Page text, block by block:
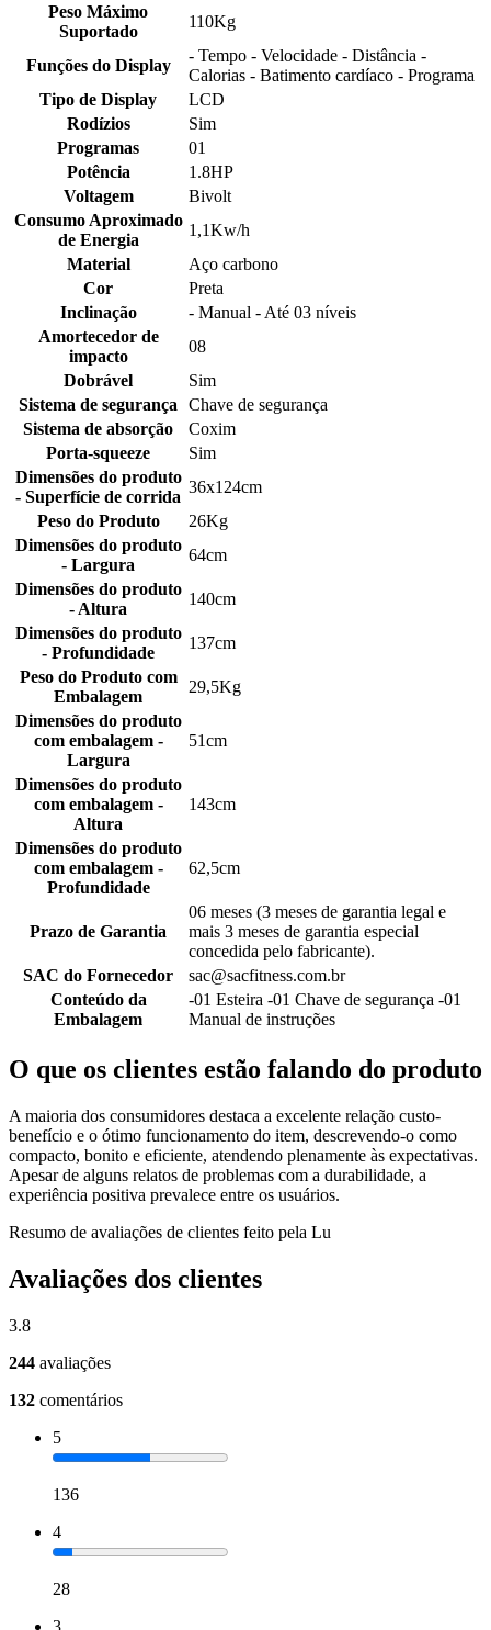
Peso Máximo
Suportado
110Kg
Funções do Display
- Tempo - Velocidade - Distância -
Calorias - Batimento cardíaco - Programa
Tipo de Display
LCD
Rodízios
Sim
Programas
01
Potência
1.8HP
Voltagem
Bivolt
Consumo Aproximado
de Energia
1,1Kw/h
Material
Aço carbono
Cor
Preta
Inclinação
- Manual - Até 03 níveis
Amortecedor de
impacto
08
Dobrável
Sim
Sistema de segurança
Chave de segurança
Sistema de absorção
Coxim
Porta-squeeze
Sim
Dimensões do produto
- Superfície de corrida
36x124cm
Peso do Produto
26Kg
Dimensões do produto
- Largura
64cm
Dimensões do produto
- Altura
140cm
Dimensões do produto
- Profundidade
137cm
Peso do Produto com
Embalagem
29,5Kg
Dimensões do produto
com embalagem -
Largura
51cm
Dimensões do produto
com embalagem -
Altura
143cm
Dimensões do produto
com embalagem -
Profundidade
62,5cm
Prazo de Garantia
06 meses (3 meses de garantia legal e
mais 3 meses de garantia especial
concedida pelo fabricante).
SAC do Fornecedor
sac@sacfitness.com.br
Conteúdo da
Embalagem
-01 Esteira -01 Chave de segurança -01
Manual de instruções
O que os clientes estão falando do produto
A maioria dos consumidores destaca a excelente relação custo-
benefício e o ótimo funcionamento do item, descrevendo-o como
compacto, bonito e eficiente, atendendo plenamente às expectativas.
Apesar de alguns relatos de problemas com a durabilidade, a
experiência positiva prevalece entre os usuários.
Resumo de avaliações de clientes feito pela Lu
Avaliações dos clientes
3.8
244 avaliações
132 comentários
5
136
4
28
3